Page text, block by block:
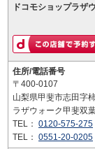
ドコモショップラザ
住所/電話番号
〒400-0107
山梨県甲斐市志田字
ラザウォーク甲斐双
TEL： 0120-575-275
TEL： 0551-20-0205